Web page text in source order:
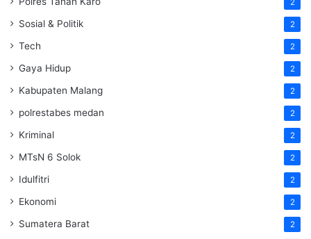
2
Sosial & Politik 2
Tech 2
Gaya Hidup 2
Kabupaten Malang 2
polrestabes medan 2
Kriminal 2
MTsN 6 Solok 2
Idulfitri 2
Ekonomi 2
Sumatera Barat 2